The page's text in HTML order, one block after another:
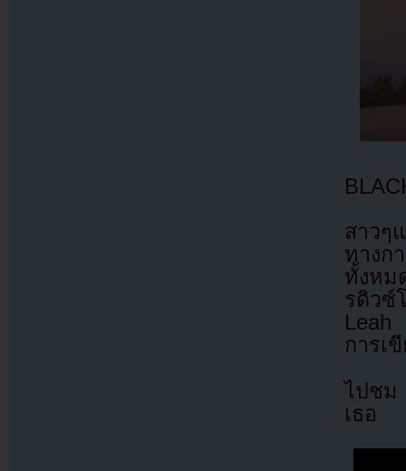
สาวๆ
ทาง
ทั้งหม
รดิวซ์
Leah
การเ
ไปชม
เธอ